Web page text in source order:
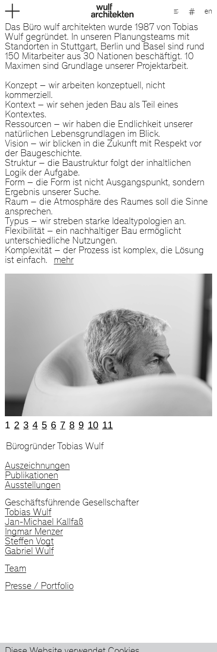
en
Das Büro wulf architekten wurde 1987 von Tobias
Wulf gegründet. In unseren Planungsteams mit
Standorten in Stuttgart, Berlin und Basel sind rund
150 Mitarbeiter aus 30 Nationen beschäftigt. 10
Maximen sind Grundlage unserer Projektarbeit.
Konzept – wir arbeiten konzeptuell, nicht
kommerziell.
Kontext – wir sehen jeden Bau als Teil eines
Kontextes.
Ressourcen – wir haben die Endlichkeit unserer
natürlichen Lebensgrundlagen im Blick.
Vision – wir blicken in die Zukunft mit Respekt vor
der Baugeschichte.
Struktur – die Baustruktur folgt der inhaltlichen
Logik der Aufgabe.
Form – die Form ist nicht Ausgangspunkt, sondern
Ergebnis unserer Suche.
Raum – die Atmosphäre des Raumes soll die Sinne
ansprechen.
Typus – wir streben starke Idealtypologien an.
Flexibilität – ein nachhaltiger Bau ermöglicht
unterschiedliche Nutzungen.
Komplexität – der Prozess ist komplex, die Lösung
ist einfach.
mehr
1 2 3 4 5 6 7 8 9 10 11
Bürogründer Tobias Wulf
Auszeichnungen
Publikationen
Ausstellungen
Geschäftsführende Gesellschafter
Tobias Wulf
Jan-Michael Kallfaß
Ingmar Menzer
Steffen Vogt
Gabriel Wulf
Team
Presse / Portfolio